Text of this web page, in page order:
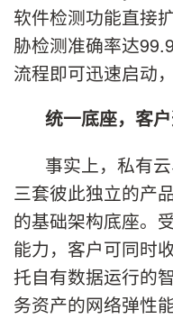
软件检测功能直接
胁检测准确率达
流程即可迅速启动
统一底座，客
事实上，私有
三套彼此独立的产
的基础架构底座。
能力，客户可同时
托自有数据运行的
务资产的网络弹性能